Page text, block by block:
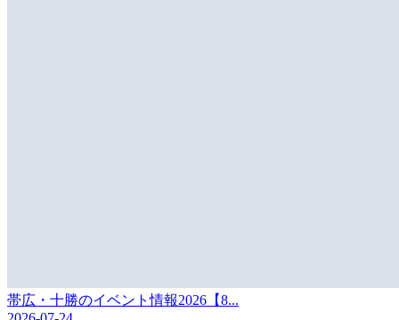
帯広・十勝のイベント情報2026【8...